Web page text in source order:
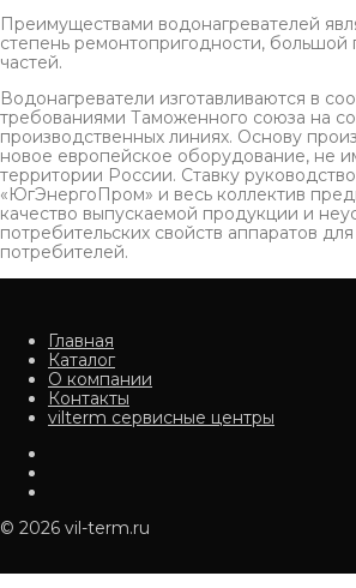
Преимуществами водонагревателей
степень ремонтопригодности, большой
частей.
Водонагреватели изготавливаются в
требованиями Таможенного союза на
производственных линиях. Основу
новое европейское оборудование, не
территории России. Ставку
«ЮгЭнергоПром» и весь коллектив
качество выпускаемой продукции и
потребительских свойств аппаратов
потребителей.
Главная
Каталог
О компании
Контакты
vilterm сервисные центры
© 2026 vil-term.ru